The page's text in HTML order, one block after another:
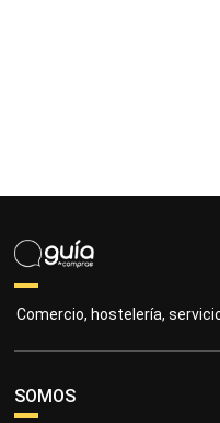
Comercio, hostelería,
SOMOS